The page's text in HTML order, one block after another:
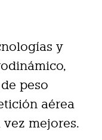
y
peso
aérea
mejores.